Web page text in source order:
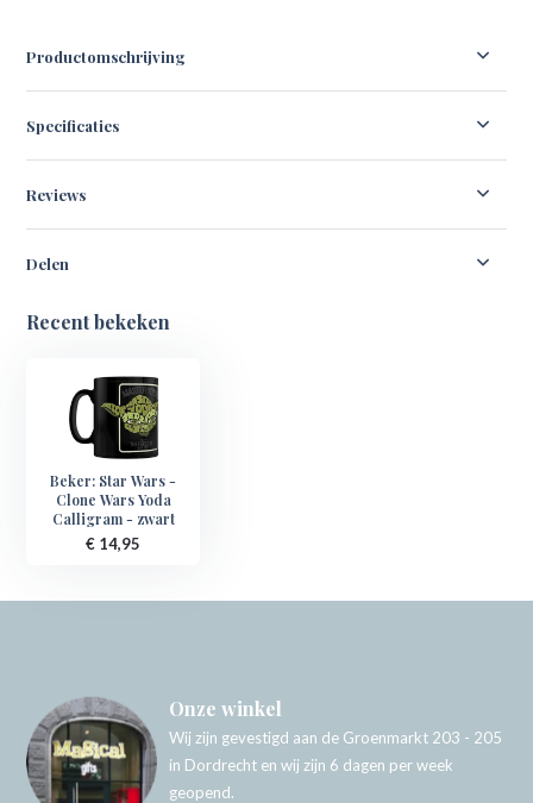
Productomschrijving
Specificaties
Reviews
Delen
Recent bekeken
Beker: Star Wars -
Clone Wars Yoda
Calligram - zwart
€ 14,95
Onze winkel
Wij zijn gevestigd aan de Groenmarkt 203 - 205
in Dordrecht en wij zijn 6 dagen per week
geopend.